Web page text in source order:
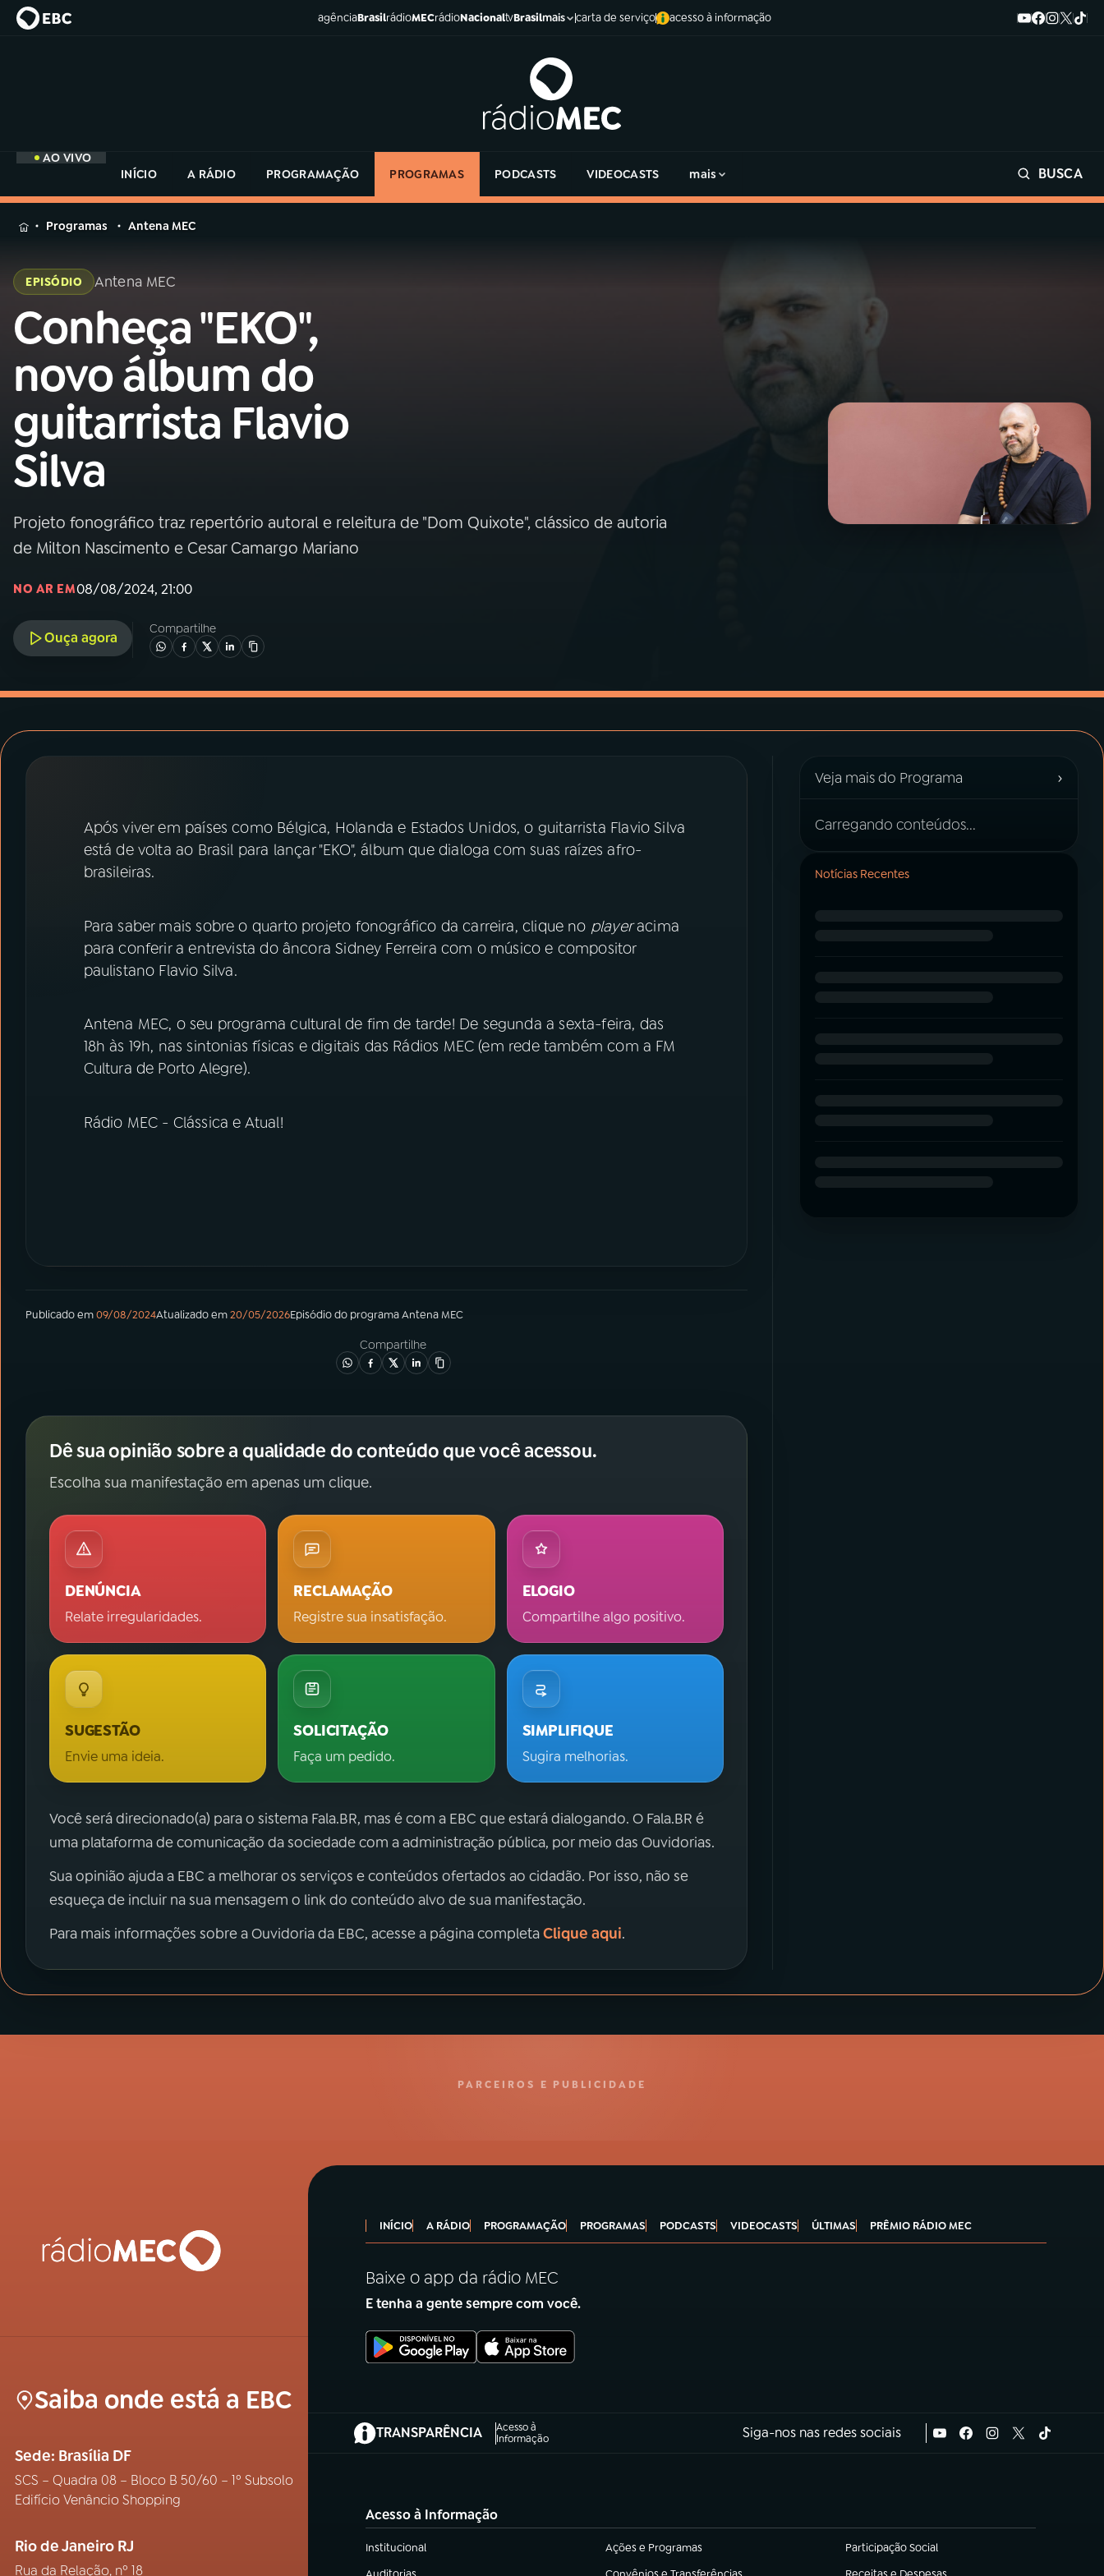
agênciaBrasilrádioMECrádioNacionaltvBrasilmais carta de serviço acesso à informação
AO VIVO
INÍCIO
A RÁDIO PROGRAMAÇÃO PROGRAMAS PODCASTS VIDEOCASTS mais BUSCA
MENU
Buscar
na
Rádio
MEC
01 INÍCIO
02A RÁDIO
03PROGRAMAÇÃO
05 PODCASTS
ACOMPANHE A RÁDIO MEC
Instagram X
na
Rádio
Programas Antena MEC
EPISÓDIO Antena MEC
Conheça "EKO",
novo álbum do
guitarrista Flavio
Silva
Projeto fonográfico traz repertório autoral e releitura de "Dom Quixote", clássico de autoria
de Milton Nascimento e Cesar Camargo Mariano
NO AR EM08/08/2024, 21:00
Ouça agora
Compartilhe
Após viver em países como Bélgica, Holanda e Estados Unidos, o guitarrista Flavio Silva
está de volta ao Brasil para lançar "EKO", álbum que dialoga com suas raízes afro-
brasileiras.
Para saber mais sobre o quarto projeto fonográfico da carreira, clique no playeracima
para conferir a entrevista do âncora Sidney Ferreira com o músico e compositor
paulistano Flavio Silva.
Antena MEC, o seu programa cultural de fim de tarde! De segunda a sexta-feira, das
18h às 19h, nas sintonias físicas e digitais das Rádios MEC (em rede também com a FM
Cultura de Porto Alegre).
Rádio MEC - Clássica e Atual!
Publicado em09/08/2024Atualizado em20/05/2026Episódiodo programaAntena MEC
Compartilhe
Dê sua opinião sobre a qualidade do conteúdo que você acessou.
Escolha sua manifestação em apenas um clique.
DENÚNCIA
Relate irregularidades.
RECLAMAÇÃO
Registre sua insatisfação.
ELOGIO
Compartilhe algo positivo.
SUGESTÃO
Envie uma ideia.
SOLICITAÇÃO
Faça um pedido.
SIMPLIFIQUE
Sugira melhorias.
Você será direcionado(a) para o sistema Fala.BR, mas é com a EBC que estará dialogando. O Fala.BR é
uma plataforma de comunicação da sociedade com a administração pública, por meio das Ouvidorias.
Sua opinião ajuda a EBC a melhorar os serviços e conteúdos ofertados ao cidadão. Por isso, não se
esqueça de incluir na sua mensagem o link do conteúdo alvo de sua manifestação.
Para mais informações sobre a Ouvidoria da EBC, acesse a página completaClique aqui.
Veja mais do Programa ›
Carregando conteúdos...
Notícias Recentes
PARCEIROS E PUBLICIDADE
Saiba onde está a EBC
Sede: Brasília DF
SCS – Quadra 08 – Bloco B 50/60 – 1º Subsolo
Edifício Venâncio Shopping
Rio de Janeiro RJ
Rua da Relação, nº 18
INÍCIO A RÁDIO PROGRAMAÇÃO PROGRAMAS PODCASTS VIDEOCASTS ÚLTIMAS PRÊMIO RÁDIO MEC
Baixe o app da rádio MEC
E tenha a gente sempre com você.
TRANSPARÊNCIA
Acesso à
Informação
(abre em nova aba) Siga-nos nas redes sociais
Acesso à Informação
Institucional
(abre em nova aba) Ações e Programas
(abre em nova aba) Participação Social
(abre em nova aba)